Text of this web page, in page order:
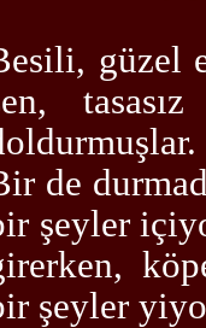
güzel
de
şeyler
şeyler